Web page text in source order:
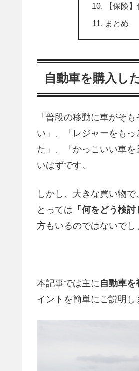
【保険
まとめ
自動車を購入し
「普段の移動に車がそ
い」、「レジャーをも
た」、「かっこいい車
いはずです。
しかし、大きな買い物
とっては 「何をどう検討
方もいるのではないでし
本記事では主に 自動車
イントを簡単にご説明し